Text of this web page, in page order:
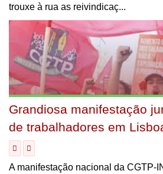
trouxe à rua as reivindicaç...
Grandiosa manifestação
de trabalhadores em
A manifestação nacional da CGTP-